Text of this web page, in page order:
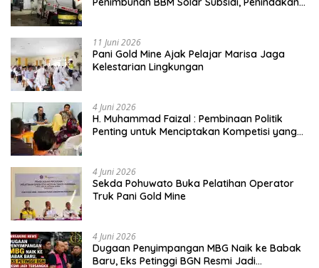
11 Juni 2026
Pani Gold Mine Ajak Pelajar Marisa Jaga
Kelestarian Lingkungan
4 Juni 2026
H. Muhammad Faizal : Pembinaan Politik
Penting untuk Menciptakan Kompetisi yang
4 Juni 2026
Sekda Pohuwato Buka Pelatihan Operator
Truk Pani Gold Mine
4 Juni 2026
Dugaan Penyimpangan MBG Naik ke Babak
Baru, Eks Petinggi BGN Resmi Jadi